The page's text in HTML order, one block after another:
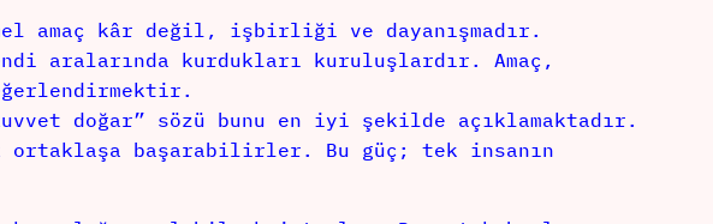
amaç kâr değil, işbirliği ve dayanışmadır.
aralarında kurdukları kuruluşlardır. Amaç,
doğar” sözü bunu en iyi şekilde açıklamaktadır.
başarabilirler. Bu güç; tek insanın